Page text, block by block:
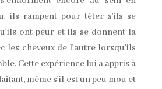
ils rampent pour téter s’ils se
ont peur et ils se donnent la
les cheveux de l’autre lorsqu’ils
Cette expérience lui a appris à
même s’il est un peu mou et